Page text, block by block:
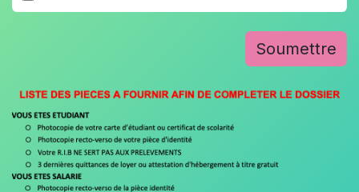
Soumettre